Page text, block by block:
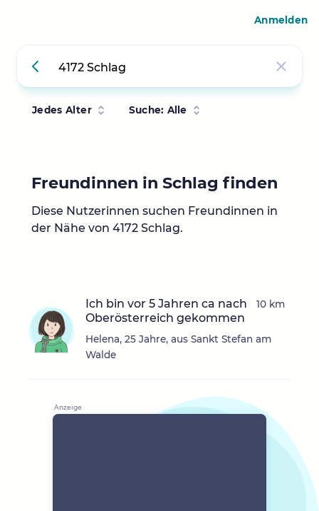
Jedes Alter Suche: Alle
Freundinnen in Schlag finden
Diese Nutzerinnen suchen Freundinnen in
der Nähe von 4172 Schlag.
Ich bin vor 5 Jahren ca nach
Oberösterreich gekommen
Helena, 25 Jahre, aus Sankt Stefan am
Walde
10 km
Anmelden